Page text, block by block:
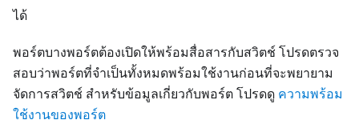
ได้
พอร์ตบางพอร์ตต้องเปิดให้พร้อมสื่อสารกับสวิตช์ โปรดตรวจ
สอบว่าพอร์ตที่จำเป็นทั้งหมดพร้อมใช้งานก่อนที่จะพยายาม
จัดการสวิตช์ สำหรับข้อมูลเกี่ยวกับพอร์ต โปรดดู ความพร้อม
ใช้งานของพอร์ต